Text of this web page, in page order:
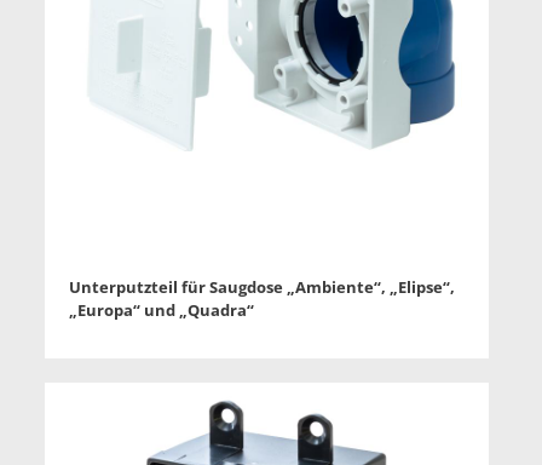
Unterputzteil für Saugdose „Ambiente“, „Elipse“,
„Europa“ und „Quadra“